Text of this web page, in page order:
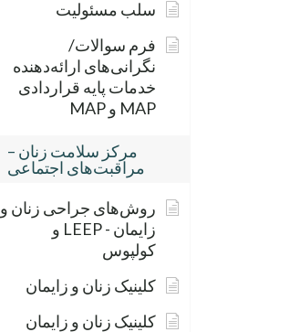
سلب مسئولیت
فرم سوالات/
نگرانی‌های ارائه‌دهنده
خدمات پایه قراردادی
MAP و MAP
مرکز سلامت زنان –
مراقبت‌های اجتماعی
روش‌های جراحی زنان و
زایمان - LEEP و
کولپوس
کلینیک زنان و زایمان
کلینیک زنان و زایمان